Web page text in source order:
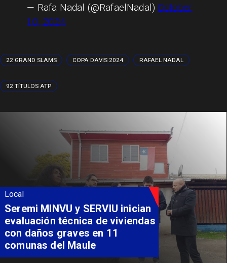
— Rafa Nadal (@RafaelNadal)October
10, 2024
22 GRAND SLAMS COPA DAVIS 2024 RAFAEL NADAL
92 TÍTULOS ATP
Local
Seremi MINVU y SERVIU inician
evaluación técnica de viviendas
con daños graves en 11
comunas del Maule